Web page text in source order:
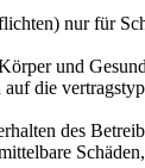
nur für
und
die
des